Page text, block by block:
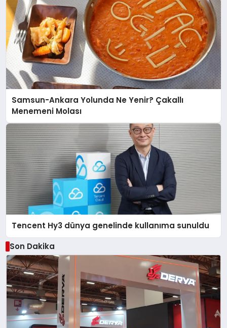
Samsun-Ankara Yolunda Ne Yenir? Çakallı
Menemeni Molası
Tencent Hy3 dünya genelinde kullanıma sunuldu
Son Dakika